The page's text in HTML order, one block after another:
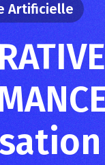
Artificielle